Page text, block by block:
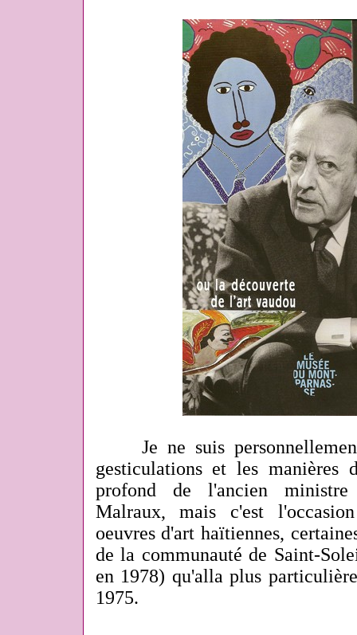
Je ne suis
gesticulations et les
profond de l'ancien
Malraux, mais c'est
oeuvres d'art haïtiennes,
de la communauté de Saint-
en 1978) qu'alla plus
1975.